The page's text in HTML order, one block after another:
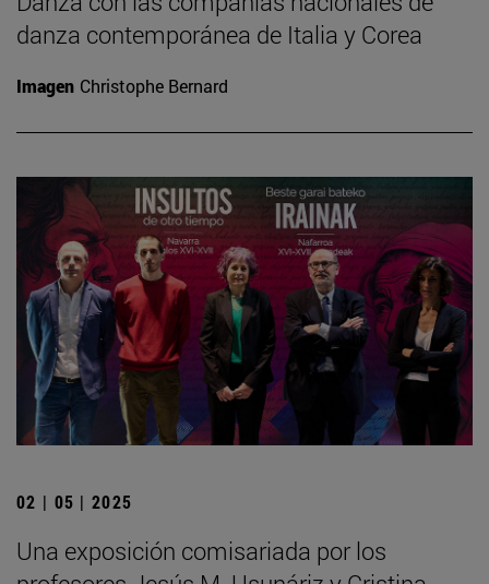
danza contemporánea de Italia y Corea
Imagen Christophe Bernard
02 | 05 | 2025
Una exposición comisariada por los